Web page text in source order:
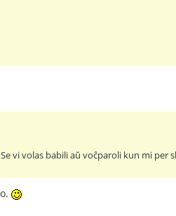
vi volas babili aŭ voĉparoli kun mi per